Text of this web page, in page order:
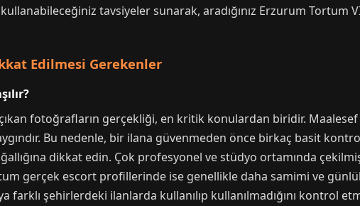
tavsiyeler sunarak, aradığınız Erzurum Tortum
Edilmesi Gerekenler
fotoğrafların gerçekliği, en kritik konulardan biridir.
Bu nedenle, bir ilana güvenmeden önce birkaç basit
dikkat edin. Çok profesyonel ve stüdyo ortamında
gerçek escort profillerinde ise genellikle daha samimi ve
farklı şehirlerdeki ilanlarda kullanılıp kullanılmadığını kontrol